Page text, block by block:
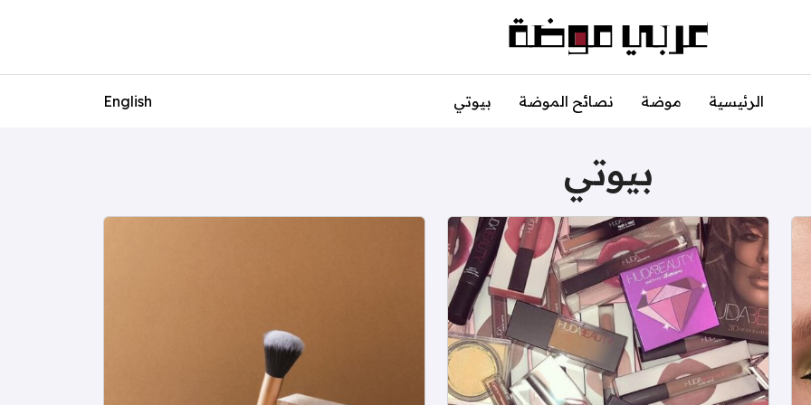
الرئيسية موضة نصائح الموضة بيوتي English
بيوتي